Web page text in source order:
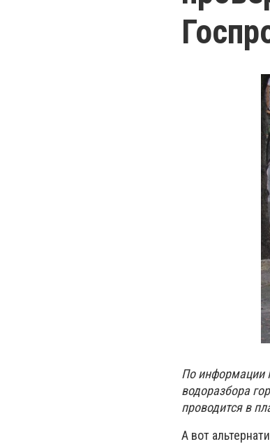
По информации
водоразбора
проводится в
А вот